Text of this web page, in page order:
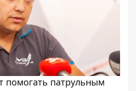
помогать патрульным